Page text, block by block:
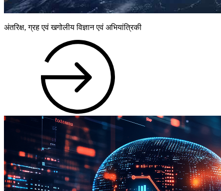
अंतरिक्ष, ग्रह एवं खगोलीय विज्ञान एवं अभियांत्रिकी